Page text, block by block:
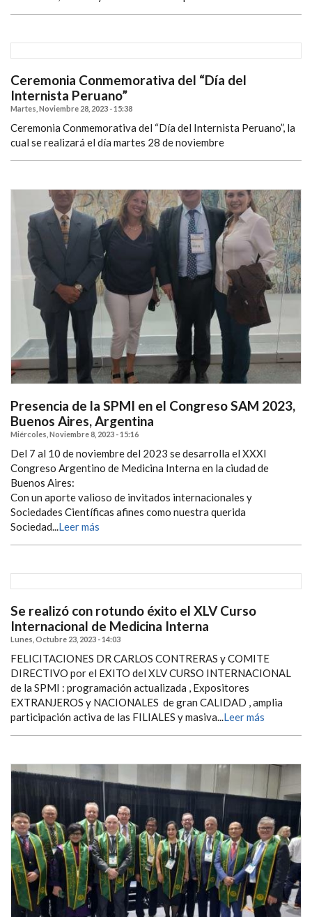
Ceremonia Conmemorativa del “Día del
Internista Peruano”
Martes, Noviembre 28, 2023 - 15:38
Ceremonia Conmemorativa del “Día del Internista Peruano”, la
cual se realizará el día martes 28 de noviembre
Presencia de la SPMI en el Congreso SAM 2023,
Buenos Aires, Argentina
Miércoles, Noviembre 8, 2023 - 15:16
Del 7 al 10 de noviembre del 2023 se desarrolla el XXXI
Congreso Argentino de Medicina Interna en la ciudad de
Buenos Aires:
Con un aporte valioso de invitados internacionales y
Sociedades Científicas afines como nuestra querida
Sociedad...Leer más
Se realizó con rotundo éxito el XLV Curso
Internacional de Medicina Interna
Lunes, Octubre 23, 2023 - 14:03
FELICITACIONES DR CARLOS CONTRERAS y COMITE
DIRECTIVO por el EXITO del XLV CURSO INTERNACIONAL
de la SPMI : programación actualizada , Expositores
EXTRANJEROS y NACIONALES de gran CALIDAD , amplia
participación activa de las FILIALES y masiva...Leer más